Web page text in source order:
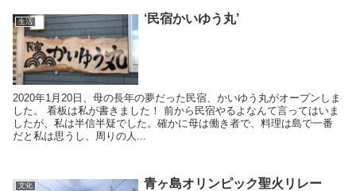
生活 ‘民宿かいゆう丸’
2020年1月20日、母の長年の夢だった民宿、かいゆう丸がオープンしま
した。 看板は私が書きました！ 前から民宿やるよなんて言ってはいま
したが、私は半信半疑でした。確かに母は働き者で、料理は島で一番
だと私は思うし、周りの人...
文化 青ヶ島オリンピック聖火リレー